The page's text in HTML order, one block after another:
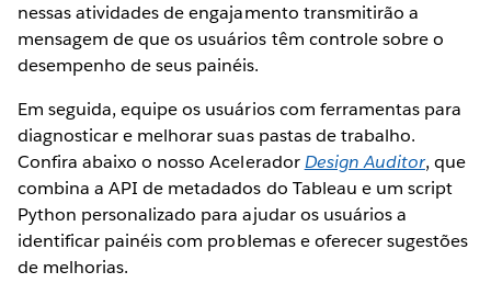
nessas atividades de engajamento transmitirão a
mensagem de que os usuários têm controle sobre o
desempenho de seus painéis.
Em seguida, equipe os usuários com ferramentas para
diagnosticar e melhorar suas pastas de trabalho.
Confira abaixo o nosso AceleradorDesign Auditor, que
combina a API de metadados do Tableau e um script
Python personalizado para ajudar os usuários a
identificar painéis com problemas e oferecer sugestões
de melhorias.